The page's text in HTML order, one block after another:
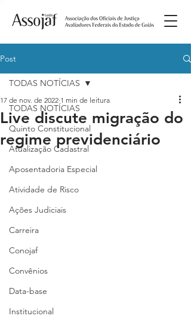
Post
TODAS NOTÍCIAS
Quinto Constitucional
Atualização Cadastral
Aposentadoria Especial
Atividade de Risco
Ações Judiciais
Carreira
Conojaf
Convênios
Data-base
Institucional
TODAS NOTÍCIAS
Live discute migração do
regime previdenciário
17 de nov. de 2022 1 min de leitura